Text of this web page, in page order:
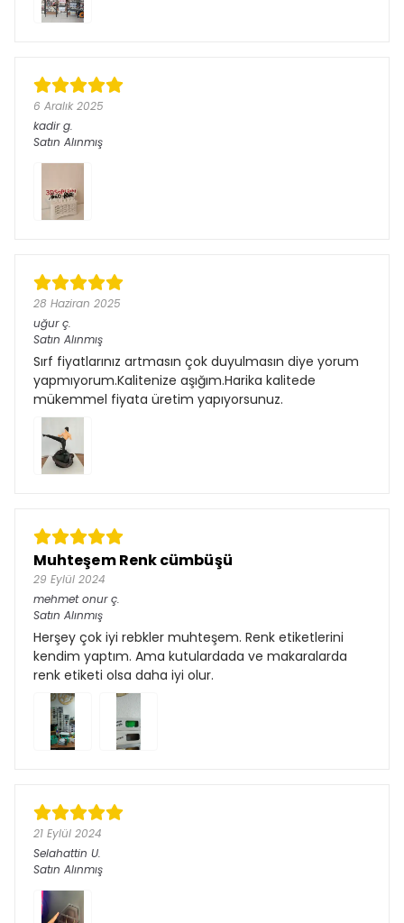
6 Aralık 2025
kadir g.
Satın Alınmış
28 Haziran 2025
uğur ç.
Satın Alınmış
Sırf fiyatlarınız artmasın çok duyulmasın diye yorum
yapmıyorum.Kalitenize aşığım.Harika kalitede
mükemmel fiyata üretim yapıyorsunuz.
Muhteşem Renk cümbüşü
29 Eylül 2024
mehmet onur ç.
Satın Alınmış
Herşey çok iyi rebkler muhteşem. Renk etiketlerini
kendim yaptım. Ama kutulardada ve makaralarda
renk etiketi olsa daha iyi olur.
21 Eylül 2024
Selahattin U.
Satın Alınmış